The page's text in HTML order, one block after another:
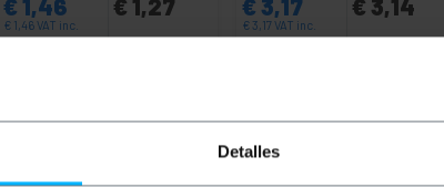
Detalles
€ 1,46
€ 1,46VAT inc.
€ 1,27
Aantal
€ 3,17
€ 3,17VAT inc.
€ 3,14
Aantal